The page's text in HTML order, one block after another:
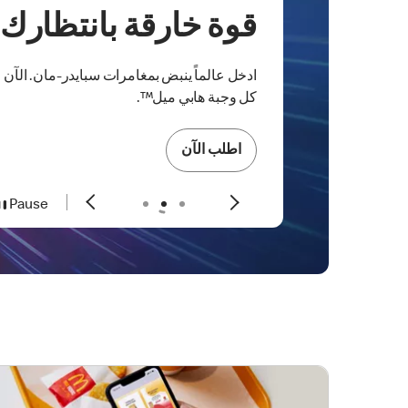
قوة خارقة بانتظارك
ادخل عالماً ينبض بمغامرات سبايدر-مان.
كل وجبة هابي ميل™.
اطلب الآن
Pause